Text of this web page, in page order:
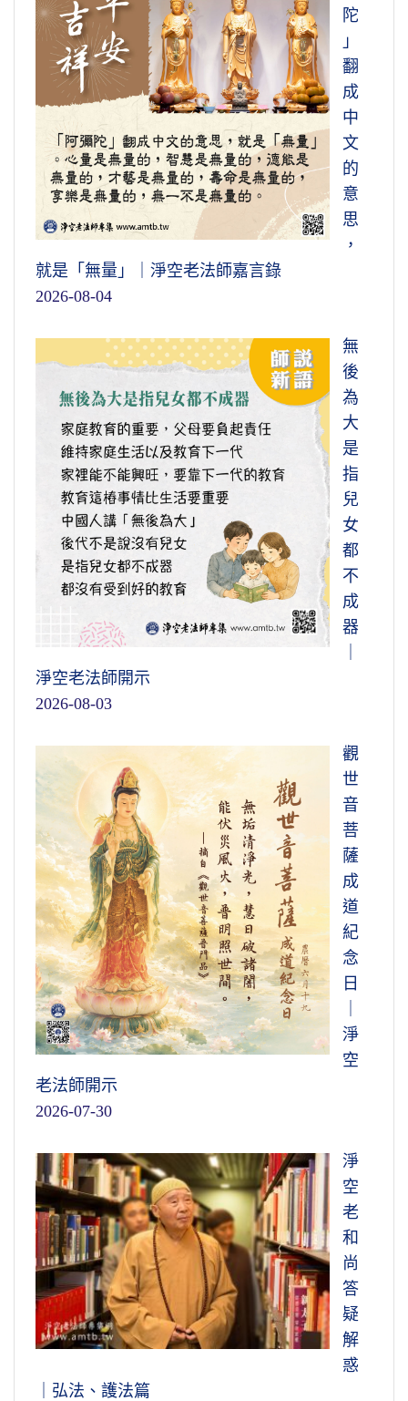
陀
」
翻
成
中
文
的
意
思
，
就是「無量」｜淨空老法師嘉言錄
2026-08-04
無
後
為
大
是
指
兒
女
都
不
成
器
淨空老法師開示
2026-08-03
觀
世
音
菩
薩
成
道
紀
念
日
淨
空
老法師開示
2026-07-30
淨
空
老
和
尚
答
疑
解
惑
｜弘法、護法篇